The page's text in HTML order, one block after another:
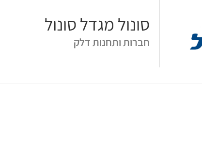
סונול מגדל סונול
חברות ותחנות דלק